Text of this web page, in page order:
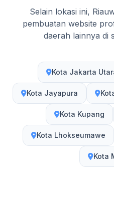
Selain lokasi ini,
pembuatan website
daerah lainnya di
Kota Jakarta
Kota Jayapura
Kota Kupang
Kota Lhokseumawe
Kota